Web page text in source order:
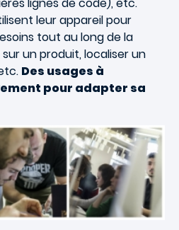
leur appareil pour
tout au long de la
un produit, localiser un
Des usages à
pour adapter sa